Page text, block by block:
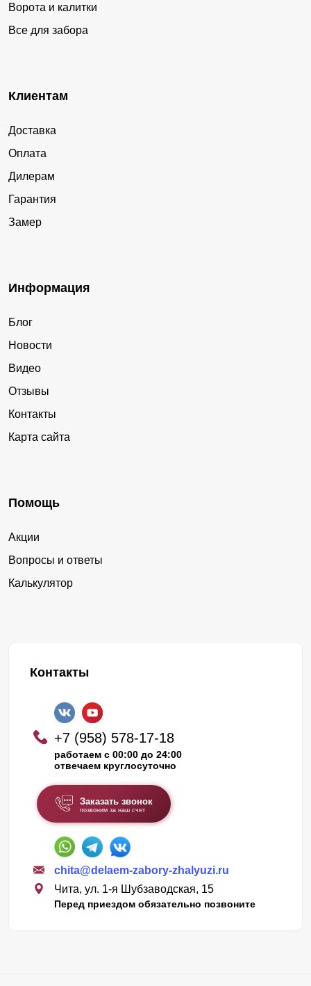
Ворота и калитки
Все для забора
Клиентам
Доставка
Оплата
Дилерам
Гарантия
Замер
Информация
Блог
Новости
Видео
Отзывы
Контакты
Карта сайта
Помощь
Акции
Вопросы и ответы
Калькулятор
Контакты
+7 (958) 578-17-18
работаем с 00:00 до 24:00
отвечаем круглосуточно
Заказать звонок
позвоним за наш счет
chita@delaem-zabory-zhalyuzi.ru
Чита, ул. 1-я Шубзаводская, 15
Перед приездом обязательно позвоните